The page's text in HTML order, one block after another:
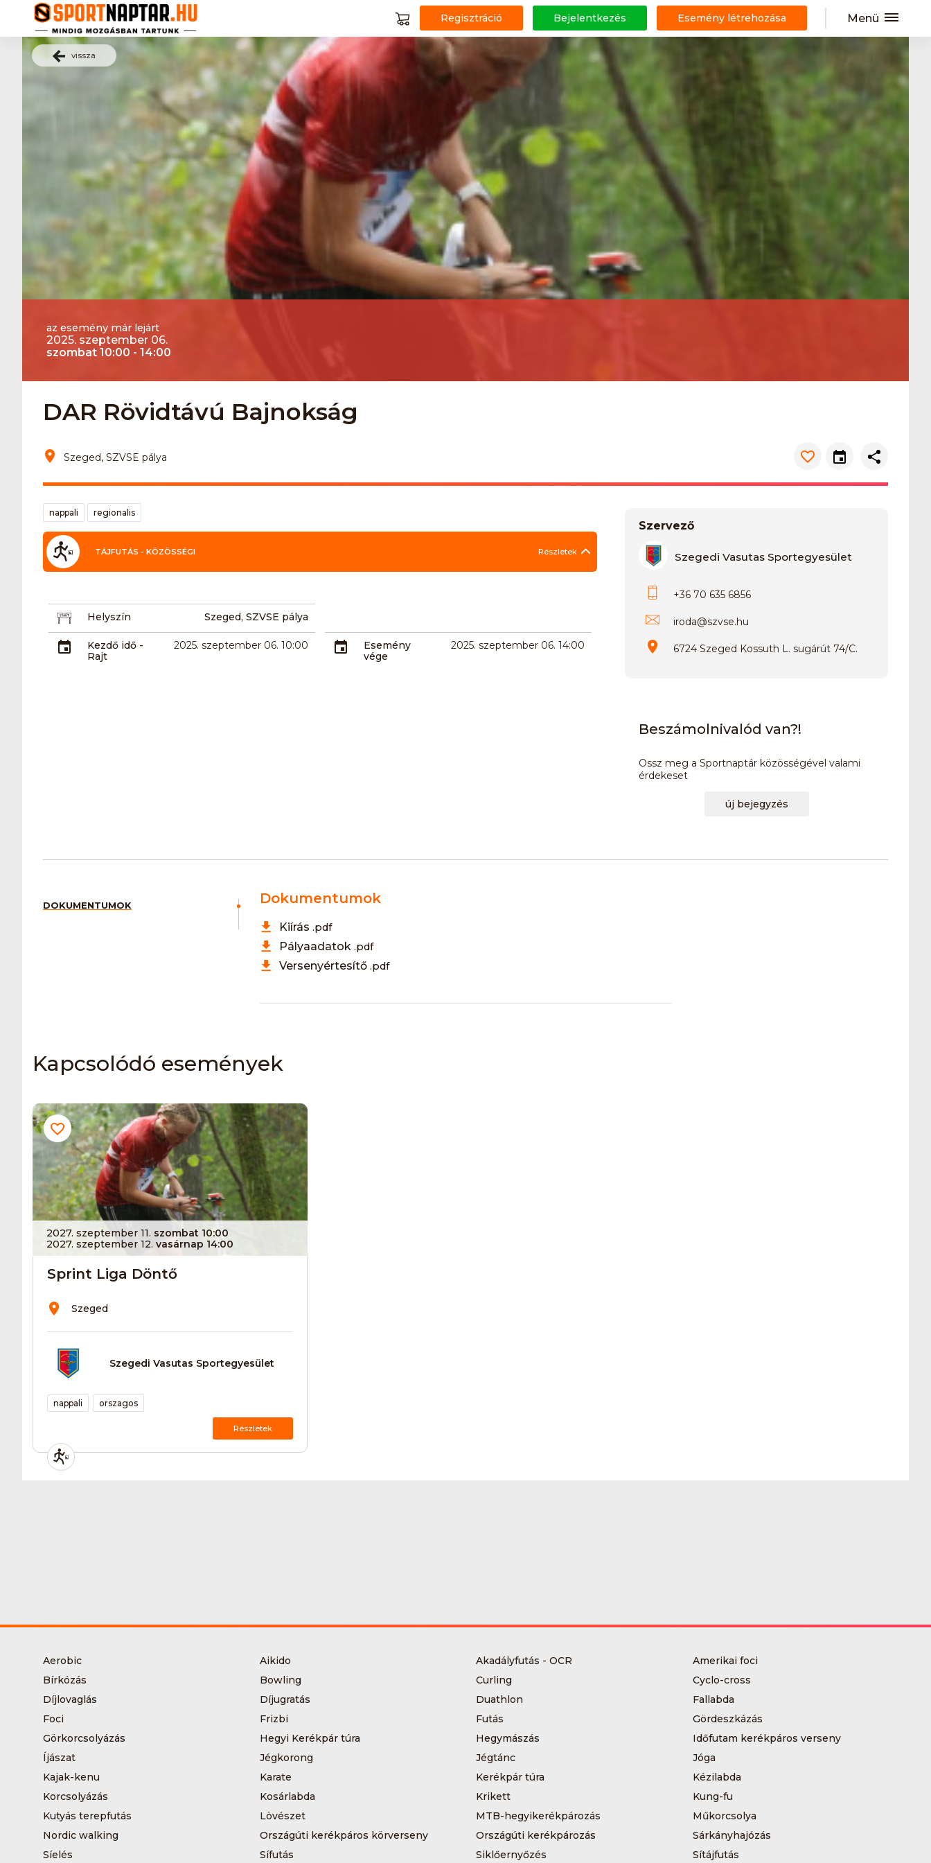
Regisztráció Bejelentkezés Esemény létrehozása Menü
vissza
az esemény már lejárt
2025. szeptember 06.
szombat 10:00 - 14:00
DAR Rövidtávú Bajnokság
Szeged, SZVSE pálya
nappali regionalis
TÁJFUTÁS - KÖZÖSSÉGI Részletek
Helyszín Szeged, SZVSE pálya
Kezdő idő -
Rajt
2025. szeptember 06. 10:00
Esemény
vége
2025. szeptember 06. 14:00
Szervező
Szegedi Vasutas Sportegyesület
+36 70 635 6856
iroda@szvse.hu
6724 Szeged Kossuth L. sugárút 74/C.
Beszámolnivalód van?!
Ossz meg a Sportnaptár közösségével valami
érdekeset
új bejegyzés
DOKUMENTUMOK Dokumentumok
Kiírás .pdf
Pályaadatok .pdf
Versenyértesítő .pdf
Kapcsolódó események
2027. szeptember 11. szombat 10:00
2027. szeptember 12. vasárnap 14:00
Sprint Liga Döntő
Szeged
Szegedi Vasutas Sportegyesület
nappali orszagos
Részletek
Aerobic Aikido Akadályfutás - OCR
Amerikai foci
Bírkózás
Bowling Curling
Cyclo-cross
Díjlovaglás
Díjugratás Duathlon
Fallabda
Foci
Frizbi Futás
Gördeszkázás
Görkorcsolyázás
Hegyi Kerékpár túra Hegymászás
Időfutam kerékpáros verseny
Íjászat
Jégkorong Jégtánc
Jóga
Kajak-kenu
Karate Kerékpár túra
Kézilabda
Korcsolyázás
Kosárlabda Krikett
Kung-fu
Kutyás terepfutás
Lövészet MTB-hegyikerékpározás
Műkorcsolya
Nordic walking
Országúti kerékpáros körverseny Országúti kerékpározás
Sárkányhajózás
Síelés
Sífutás Siklőernyőzés Sítájfutás